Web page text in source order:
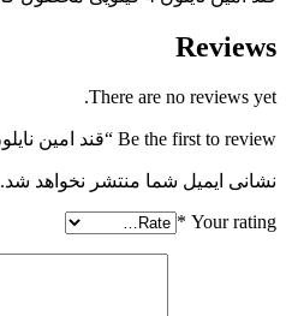
Reviews
There are no reviews yet.
Be the first to review “قند امین نایلون 4 کیلویی”
نشانی ایمیل شما منتشر نخواهد شد.
Your rating
*